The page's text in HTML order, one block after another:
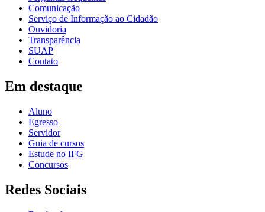
Comunicação
Serviço de Informação ao Cidadão
Ouvidoria
Transparência
SUAP
Contato
Em destaque
Aluno
Egresso
Servidor
Guia de cursos
Estude no IFG
Concursos
Redes Sociais